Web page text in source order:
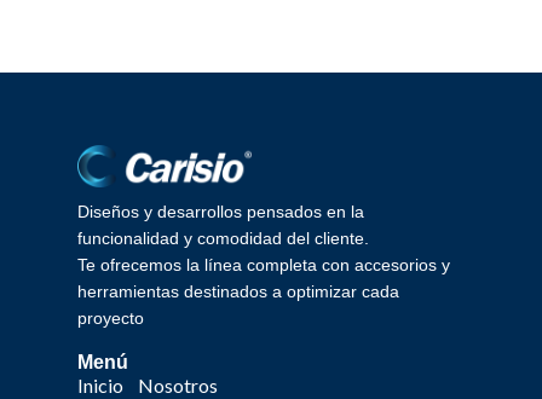
Diseños y desarrollos pensados en la
funcionalidad y comodidad del cliente.
Te ofrecemos la línea completa con accesorios y
herramientas destinados a optimizar cada
proyecto
Menú
Inicio
Nosotros